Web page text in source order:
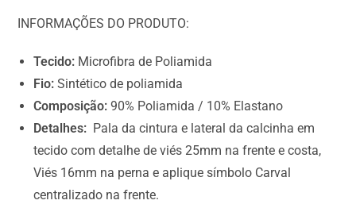
0
.
0
0
INFORMAÇÕES DO PRODUTO:
Tecido: Microfibra de Poliamida
Fio: Sintético de poliamida
Composição:90% Poliamida / 10% Elastano
Detalhes: Pala da cintura e lateral da calcinha em
tecido com detalhe de viés 25mm na frente e costa,
Viés 16mm na perna e aplique símbolo Carval
centralizado na frente.